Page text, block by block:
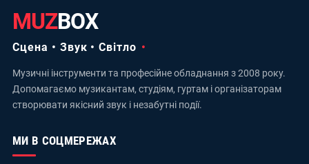
MUZBOX
Сцена • Звук • Світло
Музичні інструменти та професійне обладнання з 2008 року.
Допомагаємо музикантам, студіям, гуртам і організаторам
створювати якісний звук і незабутні події.
МИ В СОЦМЕРЕЖАХ